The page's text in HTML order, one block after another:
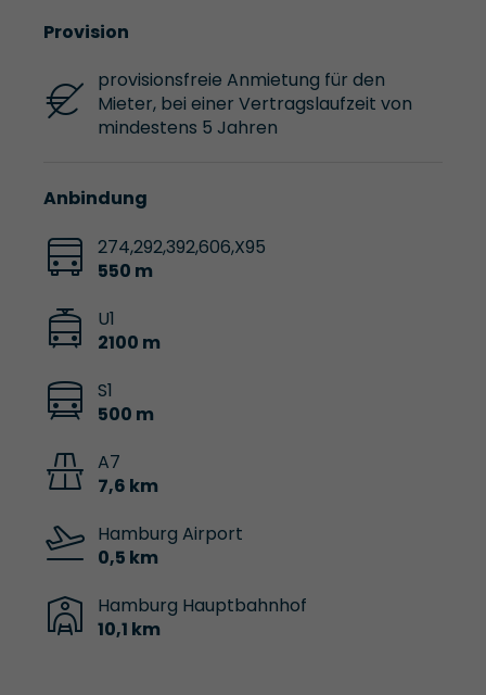
Provision
provisionsfreie Anmietung für den
Mieter, bei einer Vertragslaufzeit von
mindestens 5 Jahren
Anbindung
274,292,392,606,X95
550 m
U1
2100 m
S1
500 m
A7
7,6 km
Hamburg Airport
0,5 km
Hamburg Hauptbahnhof
10,1 km